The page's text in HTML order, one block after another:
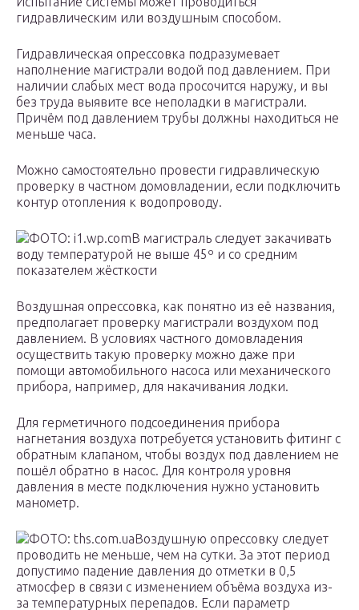
гидравлическим или воздушным способом.
Гидравлическая опрессовка подразумевает
наполнение магистрали водой под давлением. При
наличии слабых мест вода просочится наружу, и вы
без труда выявите все неполадки в магистрали.
Причём под давлением трубы должны находиться не
меньше часа.
Можно самостоятельно провести гидравлическую
проверку в частном домовладении, если подключить
контур отопления к водопроводу.
ФОТО: i1.wp.comВ магистраль следует закачивать
воду температурой не выше 45º и со средним
показателем жёсткости
Воздушная опрессовка, как понятно из её названия,
предполагает проверку магистрали воздухом под
давлением. В условиях частного домовладения
осуществить такую проверку можно даже при
помощи автомобильного насоса или механического
прибора, например, для накачивания лодки.
Для герметичного подсоединения прибора
нагнетания воздуха потребуется установить фитинг с
обратным клапаном, чтобы воздух под давлением не
пошёл обратно в насос. Для контроля уровня
давления в месте подключения нужно установить
манометр.
ФОТО: ths.com.uaВоздушную опрессовку следует
проводить не меньше, чем на сутки. За этот период
допустимо падение давления до отметки в 0,5
атмосфер в связи с изменением объёма воздуха из-
за температурных перепадов. Если параметр